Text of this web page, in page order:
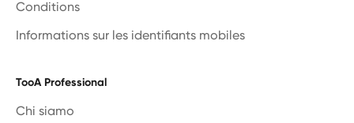
Conditions
Informations sur les identifiants mobiles
TooA Professional
Chi siamo